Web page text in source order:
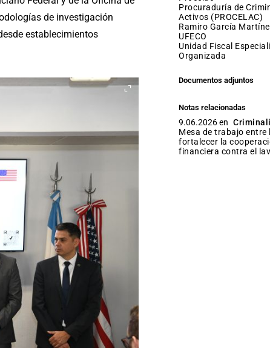
de investigación
establecimientos
Procuraduría de Criminalidad Económica y Lavado de
Activos (PROCELAC)
Ramiro García
UFECO
Unidad Fiscal Especializada en Criminalidad
Organizada
Documentos adjuntos
Notas relacionadas
9.06.2026 en
Mesa de trabajo entre
fortalecer la
financiera contra el